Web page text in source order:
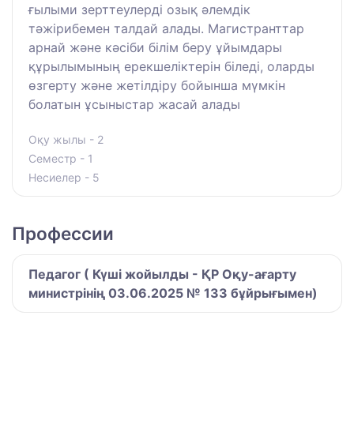
ғылыми зерттеулерді озық әлемдік
тәжірибемен талдай алады. Магистранттар
арнай және кәсіби білім беру ұйымдары
құрылымының ерекшеліктерін біледі, оларды
өзгерту және жетілдіру бойынша мүмкін
болатын ұсыныстар жасай алады
Оқу жылы - 2
Семестр - 1
Несиелер - 5
Профессии
Педагог ( Күші жойылды - ҚР Оқу-ағарту
министрінің 03.06.2025 № 133 бұйрығымен)